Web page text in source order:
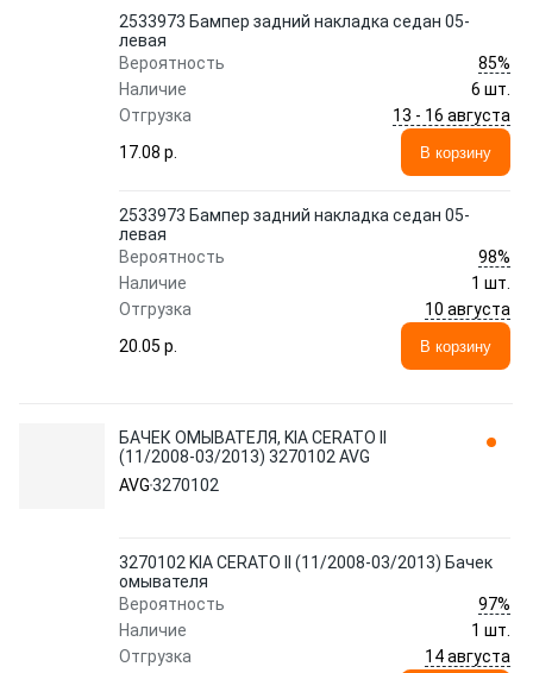
2533973 Бампер задний накладка седан 05-
левая
Вероятность
85%
Наличие
6 шт.
Отгрузка
13 - 16 августа
17.08 p.
В корзину
2533973 Бампер задний накладка седан 05-
левая
Вероятность
98%
Наличие
1 шт.
Отгрузка
10 августа
20.05 p.
В корзину
БАЧЕК ОМЫВАТЕЛЯ, KIA CERATO II
(11/2008-03/2013) 3270102 AVG
AVG3270102
3270102 KIA CERATO II (11/2008-03/2013) Бачек
омывателя
Вероятность
97%
Наличие
1 шт.
Отгрузка
14 августа